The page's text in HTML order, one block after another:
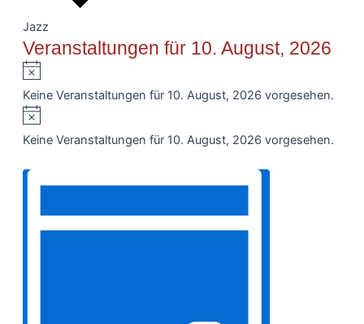
Jazz
Veranstaltungen für 10. August, 2026
Hinweis
Keine Veranstaltungen für 10. August, 2026 vorgesehen.
Hinweis
Keine Veranstaltungen für 10. August, 2026 vorgesehen.
Navigation
Filter
anzeigen
Veranstaltung
Navigation